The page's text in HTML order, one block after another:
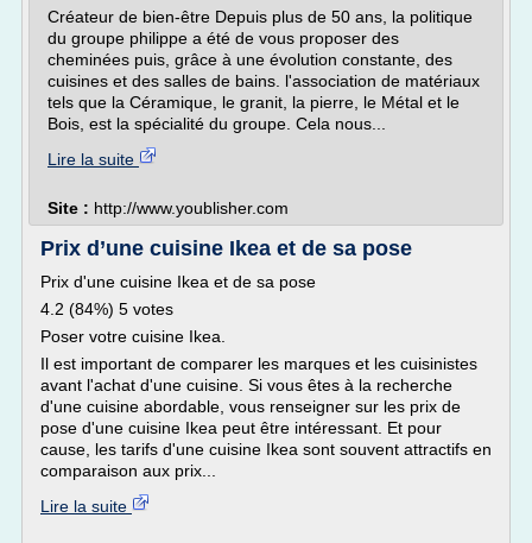
Créateur de bien-être Depuis plus de 50 ans, la politique
du groupe philippe a été de vous proposer des
cheminées puis, grâce à une évolution constante, des
cuisines et des salles de bains. l'association de matériaux
tels que la Céramique, le granit, la pierre, le Métal et le
Bois, est la spécialité du groupe. Cela nous...
Lire la suite
Site : http://www.youblisher.com
Prix d’une cuisine Ikea et de sa pose
Prix d'une cuisine Ikea et de sa pose
4.2 (84%) 5 votes
Poser votre cuisine Ikea.
Il est important de comparer les marques et les cuisinistes
avant l'achat d'une cuisine. Si vous êtes à la recherche
d'une cuisine abordable, vous renseigner sur les prix de
pose d'une cuisine Ikea peut être intéressant. Et pour
cause, les tarifs d'une cuisine Ikea sont souvent attractifs en
comparaison aux prix...
Lire la suite